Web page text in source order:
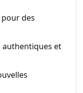
des
authentiques et